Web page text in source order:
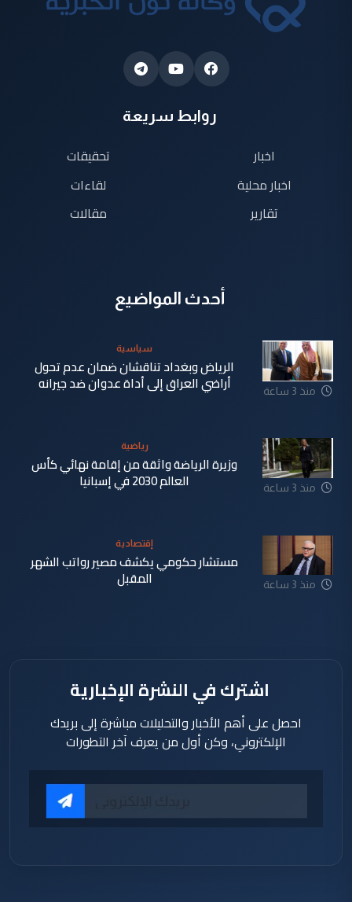
روابط سريعة
اخبار
اخبار محلية
تقارير
تحقيقات
لقاءات
مقالات
أحدث المواضيع
منذ 3 ساعة
سياسية
الرياض وبغداد تناقشان ضمان عدم تحول
أراضي العراق إلى أداة عدوان ضد جيرانه
منذ 3 ساعة
رياضية
وزيرة الرياضة واثقة من إقامة نهائي كأس
العالم 2030 في إسبانيا
منذ 3 ساعة
إقتصادية
مستشار حكومي يكشف مصير رواتب الشهر
المقبل
اشترك في النشرة الإخبارية
احصل على أهم الأخبار والتحليلات مباشرة إلى بريدك
الإلكتروني، وكن أول من يعرف آخر التطورات